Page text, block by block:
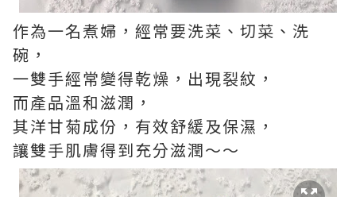
作為一名煮婦，經常要洗菜、切菜、洗
碗，
一雙手經常變得乾燥，出現裂紋，
而產品溫和滋潤，
其洋甘菊成份，有效舒緩及保濕，
讓雙手肌膚得到充分滋潤～～